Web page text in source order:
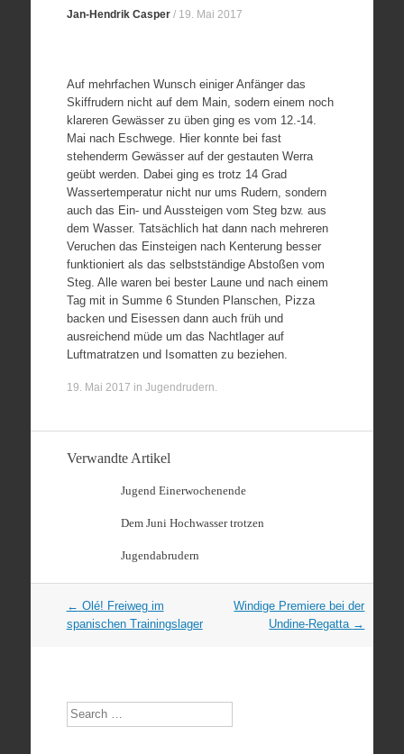
Jan-Hendrik Casper/ 19. Mai 2017
Auf mehrfachen Wunsch einiger Anfänger das
Skiffrudern nicht auf dem Main, sodern einem noch
klareren Gewässer zu üben ging es vom 12.-14.
Mai nach Eschwege. Hier konnte bei fast
stehenderm Gewässer auf der gestauten Werra
geübt werden. Dabei ging es trotz 14 Grad
Wassertemperatur nicht nur ums Rudern, sondern
auch das Ein- und Aussteigen vom Steg bzw. aus
dem Wasser. Tatsächlich hat dann nach mehreren
Veruchen das Einsteigen nach Kenterung besser
funktioniert als das selbstständige Abstoßen vom
Steg. Alle waren bei bester Laune und nach einem
Tag mit in Summe 6 Stunden Planschen, Pizza
backen und Eisessen dann auch früh und
ausreichend müde um das Nachtlager auf
Luftmatratzen und Isomatten zu beziehen.
19. Mai 2017 in Jugendrudern.
Verwandte Artikel
Jugend Einerwochenende
Dem Juni Hochwasser trotzen
Jugendabrudern
Artikel
Navigation
← Olé! Freiweg im
spanischen Trainingslager
Windige Premiere bei der
Undine-Regatta →
Search